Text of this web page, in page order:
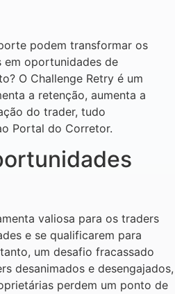
podem transformar os
oportunidades de
O Challenge Retry é um
a retenção, aumenta a
do trader, tudo
Portal do Corretor.
valiosa para os traders
e se qualificarem para
um desafio fracassado
desanimados e desengajados,
perdem um ponto de